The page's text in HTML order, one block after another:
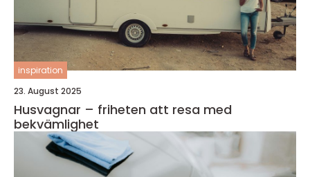
inspiration
23. August 2025
Husvagnar – friheten att resa med
bekvämlighet